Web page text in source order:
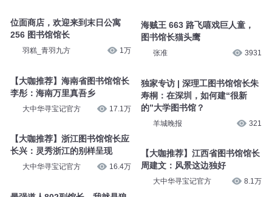
位面商店，欢迎来到末日公寓
256 图书馆馆长
羽糕_青羽九方 1万
【大咖推荐】海南省图书馆馆长
李彤：海南万里真吾乡
大中华寻宝记官方 17.1万
【大咖推荐】浙江图书馆馆长应
长兴：灵秀浙江的别样呈现
大中华寻宝记官方 16.4万
海贼王 663 路飞嘻戏巨人童，
图书馆长猫头鹰
张准 3931
独家专访 | 深理工图书馆馆长朱
寿桐：在深圳，如何建“很新
的”大学图书馆？
羊城晚报 321
【大咖推荐】江西省图书馆馆长
周建文：风景这边独好
大中华寻宝记官方 8.1万